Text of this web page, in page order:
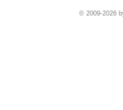
© 2009-2026